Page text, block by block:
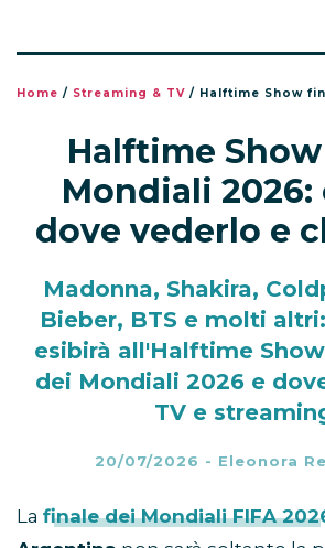
Home / Streaming & TV / Halftime Show finale Mondiali
Halftime
Mondiali 2026:
dove vederlo e
Madonna, Shakira,
Bieber, BTS e molti
esibirà all'Halftime
dei Mondiali 2026 e
TV e
20/07/2026 - Eleonora
La finale dei Mondiali FIFA